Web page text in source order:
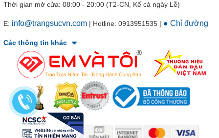
Thời gian mở cửa: 08:00 - 20:00 (T2-CN, Kể cả ngày Lễ)
E: info@trangsucvn.com | Hotline: 0913951535 | ● Chỉ đường
Các thông tin khác